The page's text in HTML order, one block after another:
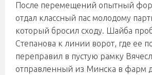
После перемещений опытный
отдал классный пас молодому
который бросил сходу. Шайба
Степанова к линии ворот, где ее
переправил в пустую рамку
отправленный из Минска в фарм